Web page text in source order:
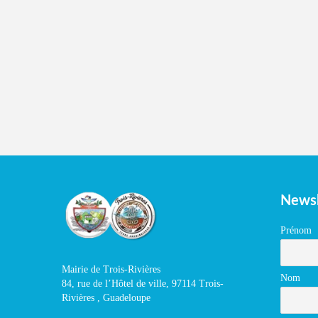
Mairie de Trois-Rivières
84, rue de l’Hôtel de ville, 97114 Trois-
Rivières , Guadeloupe
Prénom
Nom